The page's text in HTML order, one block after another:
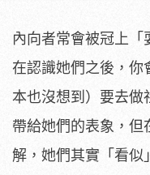
內向者常會被冠上「
在認識她們之後，你
本也沒想到）要去做
帶給她們的表象，但
解，她們其實「看似